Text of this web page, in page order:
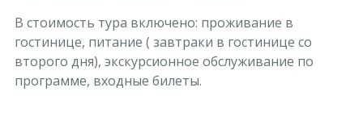
В стоимость тура включено: проживание в
гостинице, питание ( завтраки в гостинице со
второго дня), экскурсионное обслуживание по
программе, входные билеты.